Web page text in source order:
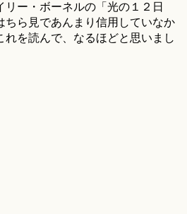
リー・ボーネルの「光の１２日
ちら見であんまり信用していなか
れを読んで、なるほどと思いまし